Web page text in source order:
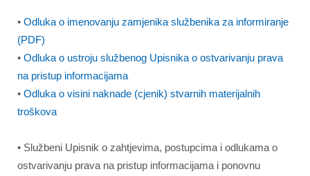
• Odluka o imenovanju zamjenika službenika za informiranje
(PDF)
• Odluka o ustroju službenog Upisnika o ostvarivanju prava
na pristup informacijama
• Odluka o visini naknade (cjenik) stvarnih materijalnih
troškova
• Službeni Upisnik o zahtjevima, postupcima i odlukama o
ostvarivanju prava na pristup informacijama i ponovnu